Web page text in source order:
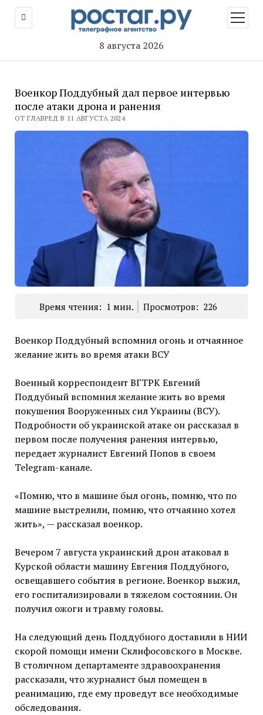
8 августа 2026
меню
Военкор Поддубный дал первое интервью
после атаки дрона и ранения
ОТ ГЛАВРЕД В 11 АВГУСТА 2024
Время чтения: 1 мин. Просмотров: 226
Военкор Поддубный вспомнил огонь и отчаянное
желание жить во время атаки ВСУ
Военный корреспондент ВГТРК Евгений
Поддубный вспомнил желание жить во время
покушения Вооруженных сил Украины (ВСУ).
Подробности об украинской атаке он рассказал в
первом после получения ранения интервью,
передает журналист Евгений Попов в своем
Telegram-канале.
«Помню, что в машине был огонь, помню, что по
машине выстрелили, помню, что отчаянно хотел
жить», — рассказал военкор.
Вечером 7 августа украинский дрон атаковал в
Курской области машину Евгения Поддубного,
освещавшего события в регионе. Военкор выжил,
его госпитализировали в тяжелом состоянии. Он
получил ожоги и травму головы.
На следующий день Поддубного доставили в НИИ
скорой помощи имени Склифосовского в Москве.
В столичном департаменте здравоохранения
рассказали, что журналист был помещен в
реанимацию, где ему проведут все необходимые
обследования.